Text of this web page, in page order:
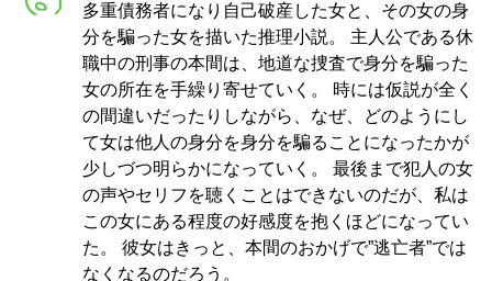
多重債務者になり自己破産した女と、その女の身
分を騙った女を描いた推理小説。 主人公である休
職中の刑事の本間は、地道な捜査で身分を騙った
女の所在を手繰り寄せていく。 時には仮説が全く
の間違いだったりしながら、なぜ、どのようにし
て女は他人の身分を身分を騙ることになったかが
少しづつ明らかになっていく。 最後まで犯人の女
の声やセリフを聴くことはできないのだが、私は
この女にある程度の好感度を抱くほどになってい
た。 彼女はきっと、本間のおかげで”逃亡者”では
なくなるのだろう。